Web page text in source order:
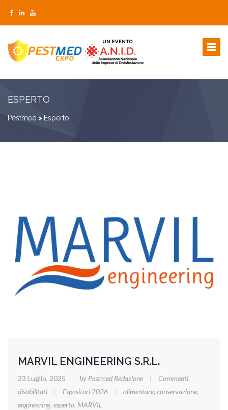
ESPERTO
Pestmed > Esperto
MARVIL ENGINEERING S.R.L.
23 Luglio, 2025 | by Pestmed Redazione |
Commenti
disabilitatisu
MARVIL
| Espositori 2026 | alimentare, conservazione,
engineering, esperto, MARVIL